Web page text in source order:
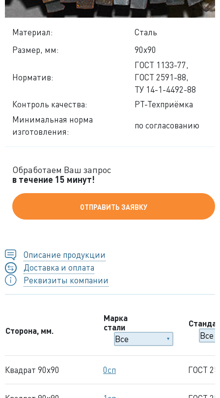
Материал:
Сталь
Размер, мм:
90x90
Норматив:
ГОСТ 1133-77,
ГОСТ 2591-88,
ТУ 14-1-4492-88
Контроль качества:
РТ-Техприёмка
Минимальная норма
изготовления:
по согласованию
Обработаем Ваш запрос
в течение 15 минут!
ОТПРАВИТЬ ЗАЯВКУ
Описание продукции
Доставка и оплата
Реквизиты компании
Сторона, мм.
Марка
стали
Квадрат 90x90 0сп ГОСТ